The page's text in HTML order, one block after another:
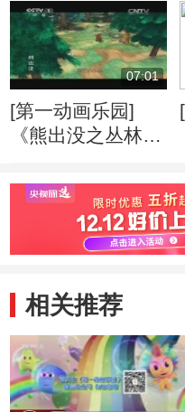
07:01
[第一动画乐园]
《熊出没之丛林总
恼
相关推荐